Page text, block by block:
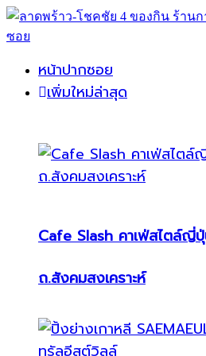
หน้าปากซอย
เพิ่มใหม่ล่าสุด
Cafe Slash คาเฟ่สไตล์ญี่
ถ.สังคมสงเคราะห์